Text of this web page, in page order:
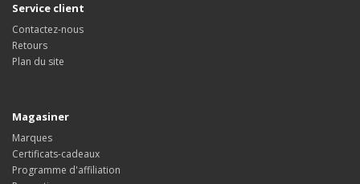
Service client
Contactez-nous
Retours
Plan du site
Magasiner
Marques
Certificats-cadeaux
Programme d'affiliation